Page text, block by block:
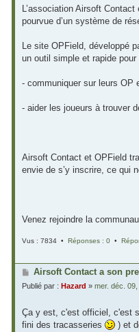
L’association Airsoft
pourvue d’un système de
Le site OPField, développé
un outil simple et rapide pour
- communiquer sur leurs OP
- aider les joueurs à trouver
Airsoft Contact et OPField
envie de s’y inscrire, ce qui
Venez rejoindre la
Vus : 7834 • Réponses : 0 •
Airsoft Contact a son
Publié par : Hazard » mer. déc.
Ça y est, c'est officiel, c'est
fini des tracasseries
) et